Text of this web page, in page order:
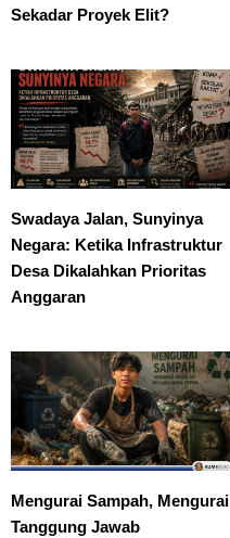
Sekadar Proyek Elit?
Swadaya Jalan, Sunyinya
Negara: Ketika Infrastruktur
Desa Dikalahkan Prioritas
Anggaran
Mengurai Sampah, Mengurai
Tanggung Jawab